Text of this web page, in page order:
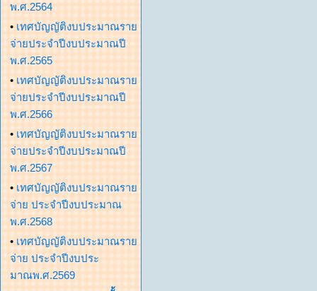
พ.ศ.2564
• เทศบัญญัติงบประมาณราย
จ่ายประจำปีงบประมาณปี
พ.ศ.2565
• เทศบัญญัติงบประมาณราย
จ่ายประจำปีงบประมาณปี
พ.ศ.2566
• เทศบัญญัติงบประมาณราย
จ่ายประจำปีงบประมาณปี
พ.ศ.2567
• เทศบัญญัติงบประมาณราย
จ่าย ประจำปีงบประมาณ
พ.ศ.2568
• เทศบัญญัติงบประมาณราย
จ่าย ประจำปีงบประ
มาณพ.ศ.2569